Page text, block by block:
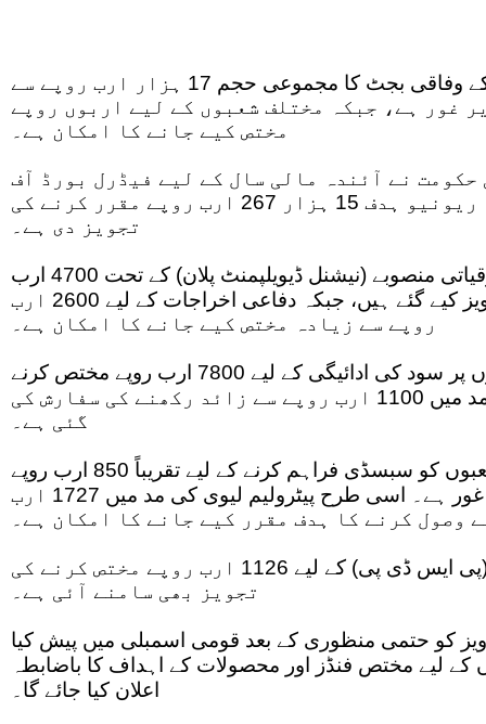
آئندہ مالی سال 2026-27 کے وفاقی بجٹ کا مجموعی حجم 17 ہزار ارب روپے سے
غور ہے، جبکہ مختلف شعبوں کے لیے اربوں روپے
مختص کیے جانے کا امکان ہے۔
نے آئندہ مالی سال کے لیے فیڈرل بورڈ آف
ریونیو (ایف بی آر) کا ریونیو ہدف 15 ہزار 267 ارب روپے مقرر کرنے کی
تجویز دی ہے۔
ذرائع کا کہنا ہے کہ قومی ترقیاتی منصوبے (نیشنل ڈیویلپمنٹ پلان) کے تحت 4700 ارب
روپے سے زائد اخراجات تجویز کیے گئے ہیں، جبکہ دفاعی اخراجات کے لیے 2600 ارب
روپے سے زیادہ مختص کیے جانے کا امکان ہے۔
دستاویزات کے مطابق قرضوں پر سود کی ادائیگی کے لیے 7800 ارب روپے مختص کرنے
کی تجویز ہے، جبکہ پنشن کی مد میں 1100 ارب روپے سے زائد رکھنے کی سفارش کی
گئی ہے۔
ذرائع کے مطابق مختلف شعبوں کو سبسڈی فراہم کرنے کے لیے تقریباً 850 ارب روپے
مختص کیے جانے کی تجویز زیر غور ہے۔ اسی طرح پیٹرولیم لیوی کی مد میں 1727 ارب
وصول کرنے کا ہدف مقرر کیے جانے کا امکان ہے۔
وفاقی ترقیاتی پروگرام (پی ایس ڈی پی) کے لیے 1126 ارب روپے مختص کرنے کی
تجویز بھی سامنے آئی ہے۔
کو حتمی منظوری کے بعد قومی اسمبلی میں پیش کیا
لیے مختص فنڈز اور محصولات کے اہداف کا باضابطہ
اعلان کیا جائے گا۔